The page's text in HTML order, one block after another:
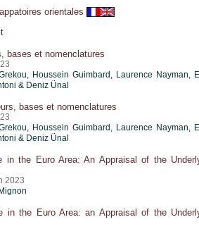
orientales
bases et nomenclatures
Houssein Guimbard, Laurence Nayman,
& Deniz Ünal
bases et nomenclatures
Houssein Guimbard, Laurence Nayman,
& Deniz Ünal
in the Euro Area: An Appraisal of the
2023
in the Euro Area: an Appraisal of the